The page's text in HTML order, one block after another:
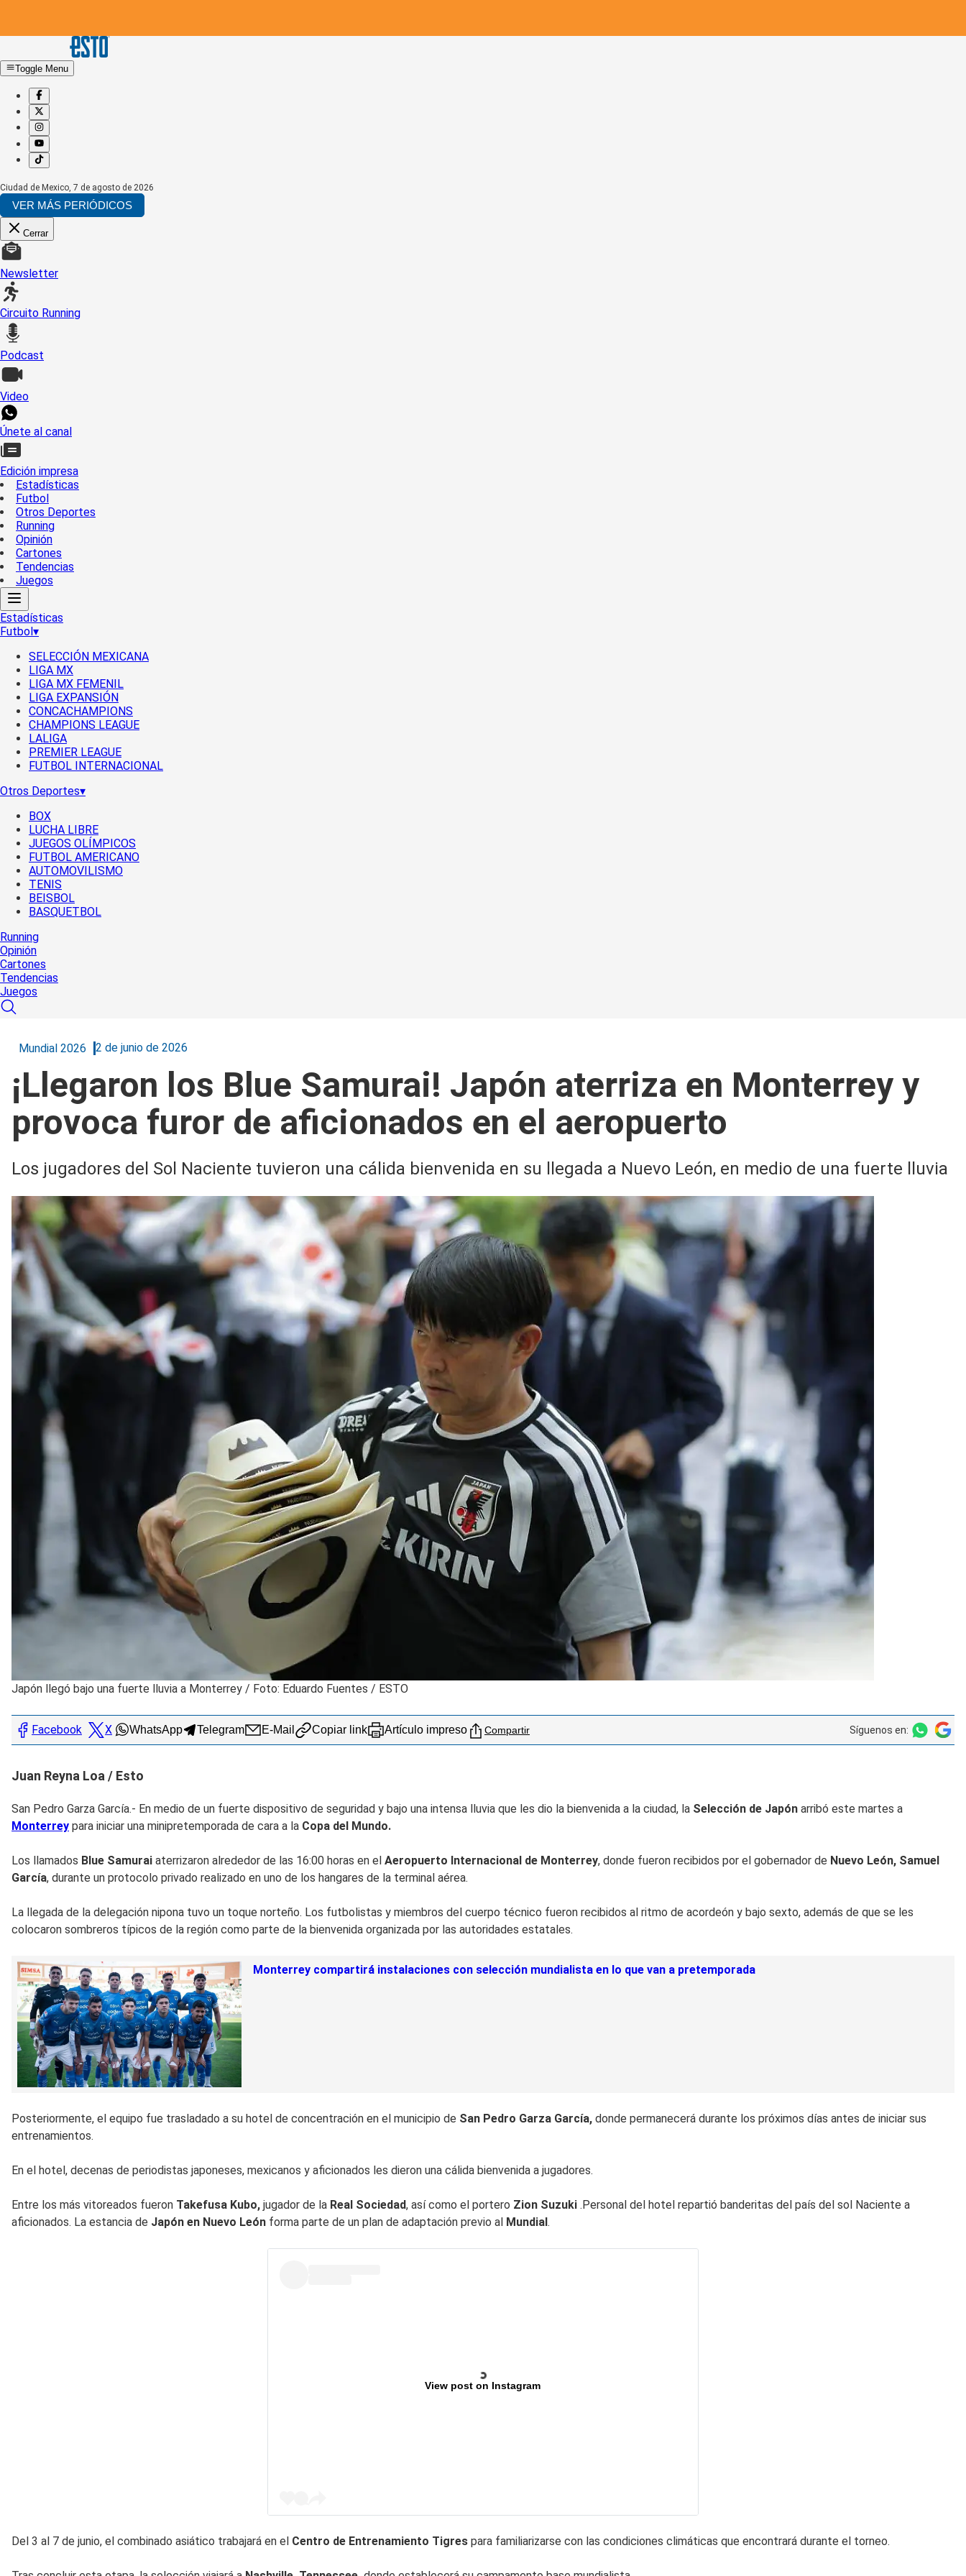
Toggle Menu
Ciudad de Mexico, 7 de agosto de 2026
VER MÁS PERIÓDICOS
Cerrar
Newsletter
Circuito Running
Podcast
Video
Únete al canal
Edición impresa
Estadísticas
Futbol
Otros Deportes
Running
Opinión
Cartones
Tendencias
Juegos
Estadísticas
Futbol▾
SELECCIÓN MEXICANA
LIGA MX
LIGA MX FEMENIL
LIGA EXPANSIÓN
CONCACHAMPIONS
CHAMPIONS LEAGUE
LALIGA
PREMIER LEAGUE
FUTBOL INTERNACIONAL
Otros Deportes▾
BOX
LUCHA LIBRE
JUEGOS OLÍMPICOS
FUTBOL AMERICANO
AUTOMOVILISMO
TENIS
BEISBOL
BASQUETBOL
Running
Opinión
Cartones
Tendencias
Juegos
Mundial 2026 2 de junio de 2026
¡Llegaron los Blue Samurai! Japón aterriza en Monterrey y
provoca furor de aficionados en el aeropuerto
Los jugadores del Sol Naciente tuvieron una cálida bienvenida en su llegada a Nuevo León, en medio de una fuerte lluvia
Japón llegó bajo una fuerte lluvia a Monterrey / Foto: Eduardo Fuentes / ESTO
Facebook X WhatsApp Telegram E-Mail Copiar link Artículo impreso Compartir Síguenos en:
Juan Reyna Loa / Esto
San Pedro Garza García.- En medio de un fuerte dispositivo de seguridad y bajo una intensa lluvia que les dio la bienvenida a la ciudad, la Selección de Japón arribó este martes a
Monterrey para iniciar una minipretemporada de cara a la Copa del Mundo.
Los llamados Blue Samurai aterrizaron alrededor de las 16:00 horas en el Aeropuerto Internacional de Monterrey, donde fueron recibidos por el gobernador de Nuevo León, Samuel
García, durante un protocolo privado realizado en uno de los hangares de la terminal aérea.
La llegada de la delegación nipona tuvo un toque norteño. Los futbolistas y miembros del cuerpo técnico fueron recibidos al ritmo de acordeón y bajo sexto, además de que se les
colocaron sombreros típicos de la región como parte de la bienvenida organizada por las autoridades estatales.
Monterrey compartirá instalaciones con selección mundialista en lo que van a pretemporada
Posteriormente, el equipo fue trasladado a su hotel de concentración en el municipio de San Pedro Garza García, donde permanecerá durante los próximos días antes de iniciar sus
entrenamientos.
En el hotel, decenas de periodistas japoneses, mexicanos y aficionados les dieron una cálida bienvenida a jugadores.
Entre los más vitoreados fueron Takefusa Kubo, jugador de la Real Sociedad, así como el portero Zion Suzuki .Personal del hotel repartió banderitas del país del sol Naciente a
aficionados. La estancia de Japón en Nuevo León forma parte de un plan de adaptación previo al Mundial .
View post on Instagram
Del 3 al 7 de junio, el combinado asiático trabajará en el Centro de Entrenamiento Tigres para familiarizarse con las condiciones climáticas que encontrará durante el torneo.